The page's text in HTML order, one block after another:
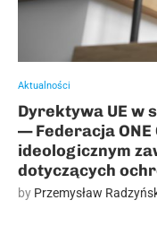
Aktualności
Dyrektywa UE w
— Federacja ONE
ideologicznym
dotyczących
by Przemysław